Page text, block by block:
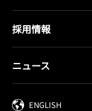
採用情報
ニュース
ENGLISH